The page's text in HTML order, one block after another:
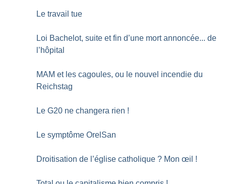
Le travail tue
Loi Bachelot, suite et fin d’une mort annoncée... de
l’hôpital
MAM et les cagoules, ou le nouvel incendie du
Reichstag
Le G20 ne changera rien !
Le symptôme OrelSan
Droitisation de l’église catholique ? Mon œil !